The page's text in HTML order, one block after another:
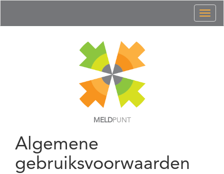
MELDPUNT
Algemene
gebruiksvoorwaarden